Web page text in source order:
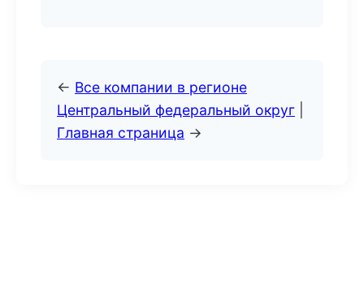
← Все компании в регионе
Центральный федеральный округ
Главная страница →